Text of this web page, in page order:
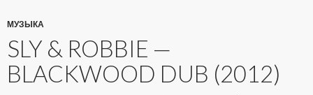
МУЗЫКА
SLY & ROBBIE —
BLACKWOOD DUB (2012)